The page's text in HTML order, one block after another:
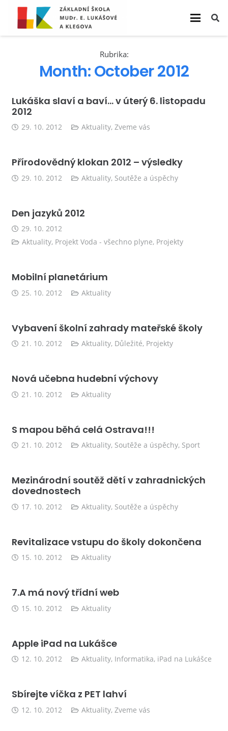
Rubrika:
Month:October 2012
Lukáška slaví a baví… v úterý 6. listopadu
2012
29. 10. 2012 Aktuality,Zveme vás
Přírodovědný klokan 2012 – výsledky
29. 10. 2012 Aktuality, Soutěže a úspěchy
Den jazyků 2012
29. 10. 2012
Aktuality, Projekt Voda - všechno plyne, Projekty
Mobilní planetárium
25. 10. 2012 Aktuality
Vybavení školní zahrady mateřské školy
21. 10. 2012 Aktuality, Důležité, Projekty
Nová učebna hudební výchovy
21. 10. 2012 Aktuality
S mapou běhá celá Ostrava!!!
21. 10. 2012 Aktuality, Soutěže a úspěchy, Sport
Mezinárodní soutěž dětí v zahradnických
dovednostech
17. 10. 2012 Aktuality, Soutěže a úspěchy
Revitalizace vstupu do školy dokončena
15. 10. 2012 Aktuality
7.A má nový třídní web
15. 10. 2012 Aktuality
Apple iPad na Lukášce
12. 10. 2012 Aktuality, Informatika, iPad na Lukášce
Sbírejte víčka z PET lahví
12. 10. 2012 Aktuality,Zveme vás